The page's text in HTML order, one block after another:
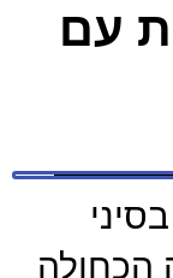
עם
הכחולה